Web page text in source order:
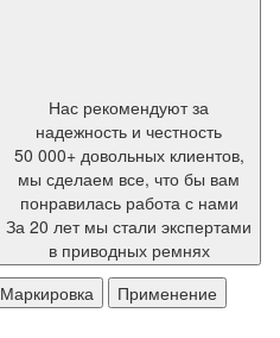
Нас рекомендуют за
надежность и честность
50 000+ довольных клиентов,
мы сделаем все, что бы вам
понравилась работа с нами
За 20 лет мы стали экспертами
в приводных ремнях
Маркировка
Применение